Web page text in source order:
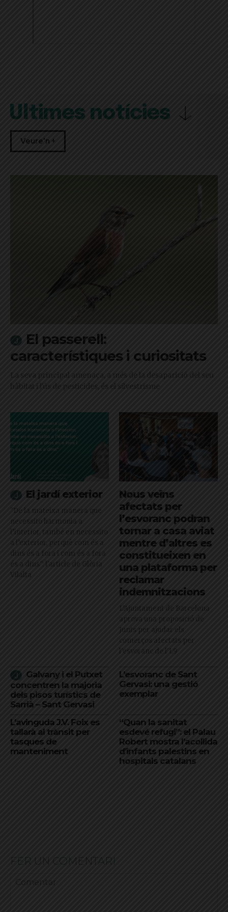
Últimes notícies
Veure'n +
El passerell:
característiques i curiositats
La seva principal amenaça, a més de la desaparició del seu
hàbitat i l'ús de pesticides, és el silvestrisme
El jardí exterior
"De la mateixa manera que
necessito harmonia a
l’interior, també en necessito
a l’exterior, perquè com és a
dins és a fora i com és a fora
és a dins": l'article de Glòria
Vilalta
Nous veïns
afectats per
l’esvoranc podran
tornar a casa aviat
mentre d’altres es
constitueixen en
una plataforma per
reclamar
indemnitzacions
L’Ajuntament de Barcelona
aprova una proposició de
Junts per ajudar els
comerços afectats per
l'esvoranc de l'L9
Galvany i el Putxet
concentren la majoria
dels pisos turístics de
Sarrià – Sant Gervasi
L’esvoranc de Sant
Gervasi: una gestió
exemplar
L’avinguda J.V. Foix es
tallarà al trànsit per
tasques de
manteniment
“Quan la sanitat
esdevé refugi”: el Palau
Robert mostra l’acollida
d’infants palestins en
hospitals catalans
FER UN COMENTARI